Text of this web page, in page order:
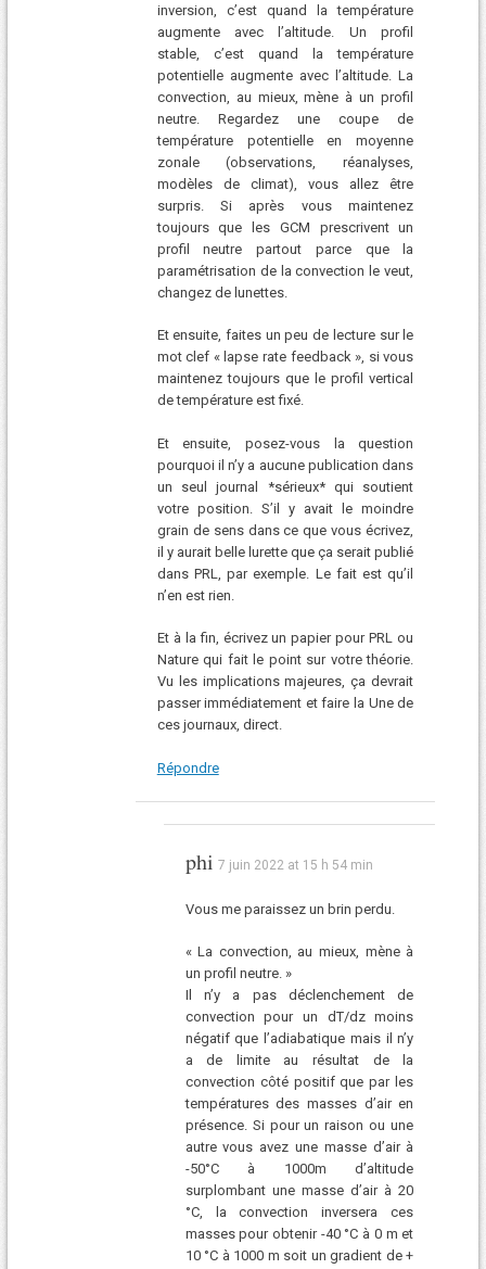
inversion, c’est quand la température
augmente avec l’altitude. Un profil
stable, c’est quand la température
potentielle augmente avec l’altitude. La
convection, au mieux, mène à un profil
neutre. Regardez une coupe de
température potentielle en moyenne
zonale (observations, réanalyses,
modèles de climat), vous allez être
surpris. Si après vous maintenez
toujours que les GCM prescrivent un
profil neutre partout parce que la
paramétrisation de la convection le veut,
changez de lunettes.
Et ensuite, faites un peu de lecture sur le
mot clef « lapse rate feedback », si vous
maintenez toujours que le profil vertical
de température est fixé.
Et ensuite, posez-vous la question
pourquoi il n’y a aucune publication dans
un seul journal *sérieux* qui soutient
votre position. S’il y avait le moindre
grain de sens dans ce que vous écrivez,
il y aurait belle lurette que ça serait publié
dans PRL, par exemple. Le fait est qu’il
n’en est rien.
Et à la fin, écrivez un papier pour PRL ou
Nature qui fait le point sur votre théorie.
Vu les implications majeures, ça devrait
passer immédiatement et faire la Une de
ces journaux, direct.
Répondre
phi 7 juin 2022 at 15 h 54 min
Vous me paraissez un brin perdu.
« La convection, au mieux, mène à
un profil neutre. »
Il n’y a pas déclenchement de
convection pour un dT/dz moins
négatif que l’adiabatique mais il n’y
a de limite au résultat de la
convection côté positif que par les
températures des masses d’air en
présence. Si pour un raison ou une
autre vous avez une masse d’air à
-50°C à 1000m d’altitude
surplombant une masse d’air à 20
°C, la convection inversera ces
masses pour obtenir -40 °C à 0 m et
10 °C à 1000 m soit un gradient de +